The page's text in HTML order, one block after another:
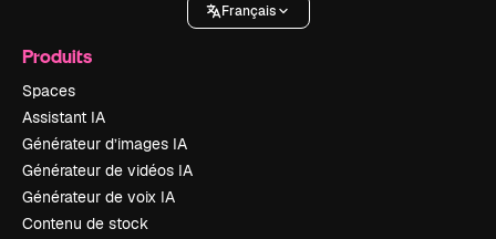
Français
Produits
Spaces
Assistant IA
Générateur d’images IA
Générateur de vidéos IA
Générateur de voix IA
Contenu de stock